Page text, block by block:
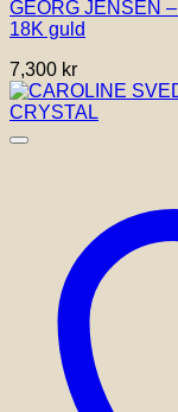
flera
varianter.
olika
alternativen
kan
väljas
GEORG JENSEN
18K guld
7,300 kr